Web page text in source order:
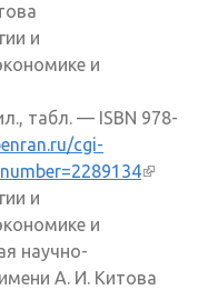
и
и
табл. — ISBN 978-
cgi-
и
и
научно-
А. И. Китова